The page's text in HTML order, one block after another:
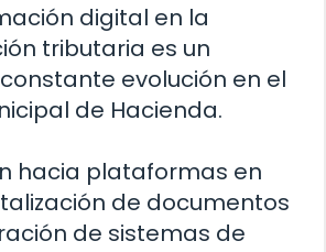
digital en la
tributaria es un
evolución en el
de Hacienda.
hacia plataformas en
de documentos
de sistemas de